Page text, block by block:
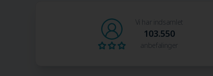
Vi har indsamlet
103.550
anbefalinger